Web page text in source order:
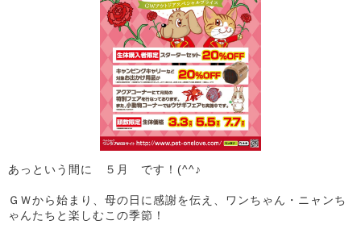
あっという間に ５月 です！(^^♪
ＧＷから始まり、母の日に感謝を伝え、ワンちゃん・ニャンち
ゃんたちと楽しむこの季節！